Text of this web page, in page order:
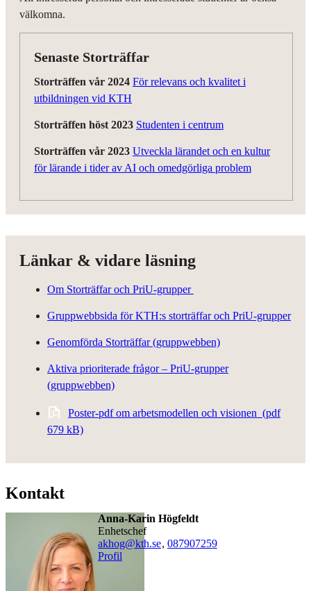
välkomna.
Senaste Storträffar
Storträffen vår 2024 För relevans och kvalitet i
utbildningen vid KTH
Storträffen höst 2023 Studenten i centrum
Storträffen vår 2023 Utveckla lärandet och en kultur
för lärande i tider av AI och omedgörliga problem
Länkar & vidare läsning
Om Storträffar och PriU-grupper
Gruppwebbsida för KTH:s storträffar och PriU-grupper
Genomförda Storträffar (gruppwebben)
Aktiva prioriterade frågor – PriU-grupper
(gruppwebben)
Poster-pdf om arbetsmodellen och visionen (pdf
679 kB)
Kontakt
Anna-Karin Högfeldt
enhetschef
akhog@kth.se, 087907259
Profil